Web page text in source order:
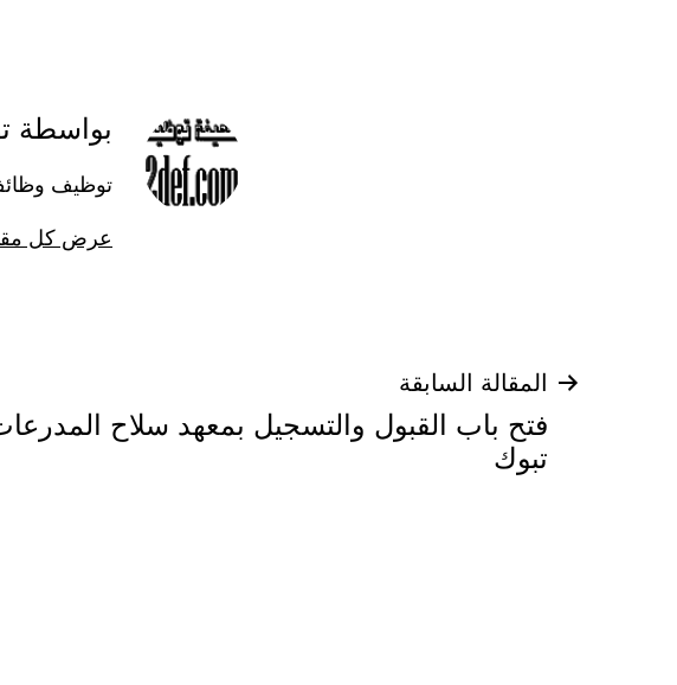
بواسطة
توظيف
عرض كل
تصفّح
المقالات
المقالة السابقة
فتح باب القبول والتسجيل بمعهد سلاح
تبوك